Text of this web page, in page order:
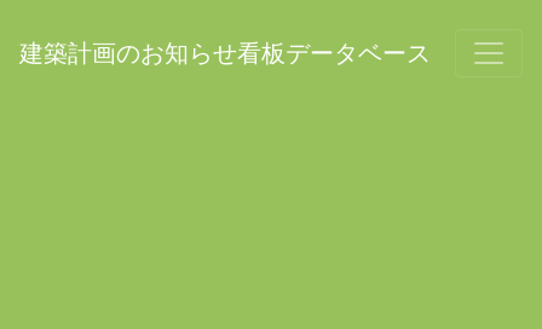
建築計画のお知らせ看板データベース